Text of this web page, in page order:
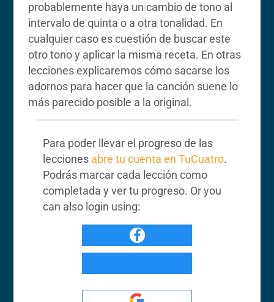
probablemente haya un cambio de tono al
intervalo de quinta o a otra tonalidad. En
cualquier caso es cuestión de buscar este
otro tono y aplicar la misma receta. En otras
lecciones explicaremos cómo sacarse los
adornos para hacer que la canción suene lo
más parecido posible a la original.
Para poder llevar el progreso de las
lecciones abre tu cuenta en TuCuatro.
Podrás marcar cada lección como
completada y ver tu progreso. Or you
can also login using: